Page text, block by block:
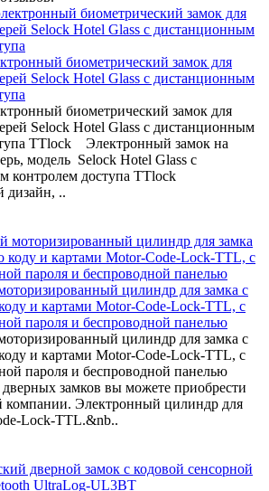
биометрический замок для
Selock Hotel Glass с дистанционным
биометрический замок для
Selock Hotel Glass с дистанционным
TTlock Электронный замок на
модель Selock Hotel Glass с
контролем доступа TTlock
дизайн, ..
цилиндр для замка с
и картами Motor-Code-Lock-TTL, с
пароля и беспроводной панелью
цилиндр для замка с
и картами Motor-Code-Lock-TTL, с
пароля и беспроводной панелью
замков вы можете приобрести
компании. Электронный цилиндр для
Lock-TTL.&nb..